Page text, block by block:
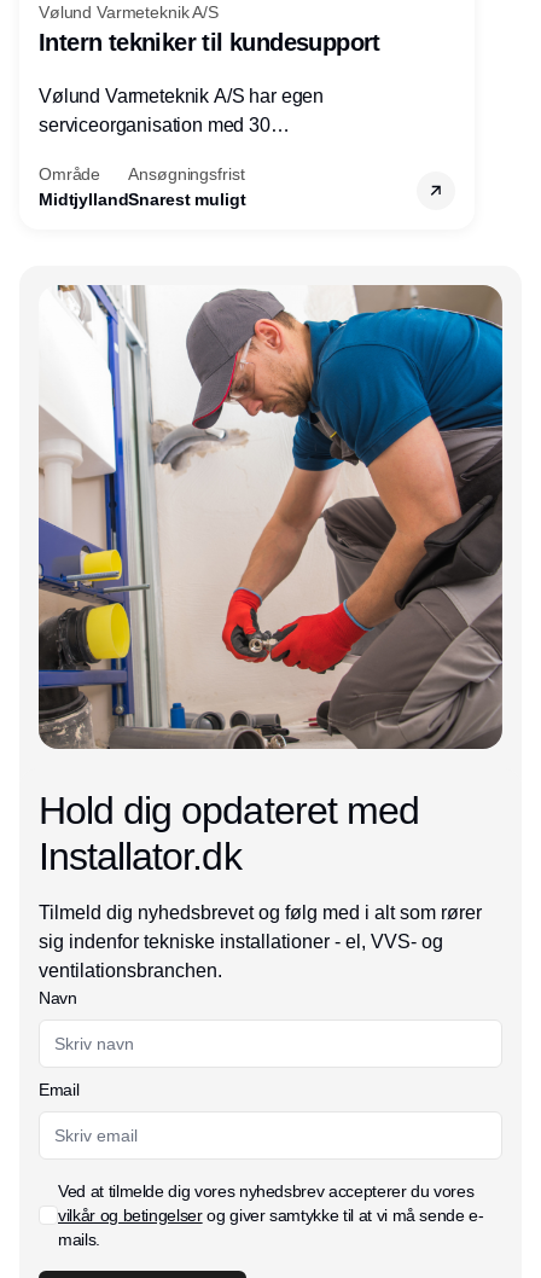
Vølund Varmeteknik A/S
Intern tekniker til kundesupport
Vølund Varmeteknik A/S har egen
serviceorganisation med 30
søger nu endnu en teknisk kollega - denne
gang til kundesupport på kontoret i Herning.
Område
Midtjylland
Ansøgningsfrist
Snarest muligt
Annonce
Hold dig opdateret med
Installator.dk
Tilmeld dig nyhedsbrevet og følg med i alt som rører
sig indenfor tekniske installationer - el, VVS- og
ventilationsbranchen.
Navn
Email
Ved at tilmelde dig vores nyhedsbrev accepterer du vores
vilkår og betingelserog giver samtykke til at vi må sende e-
mails.